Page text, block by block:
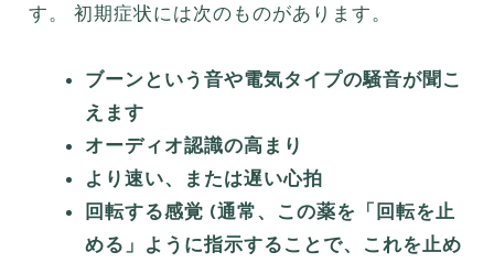
す。 初期症状には次のものがあります。
ブーンという音や電気タイプの騒音が聞こ
えます
オーディオ認識の高まり
より速い、または遅い心拍
回転する感覚 (通常、この薬を「回転を止
める」ように指示することで、これを止め